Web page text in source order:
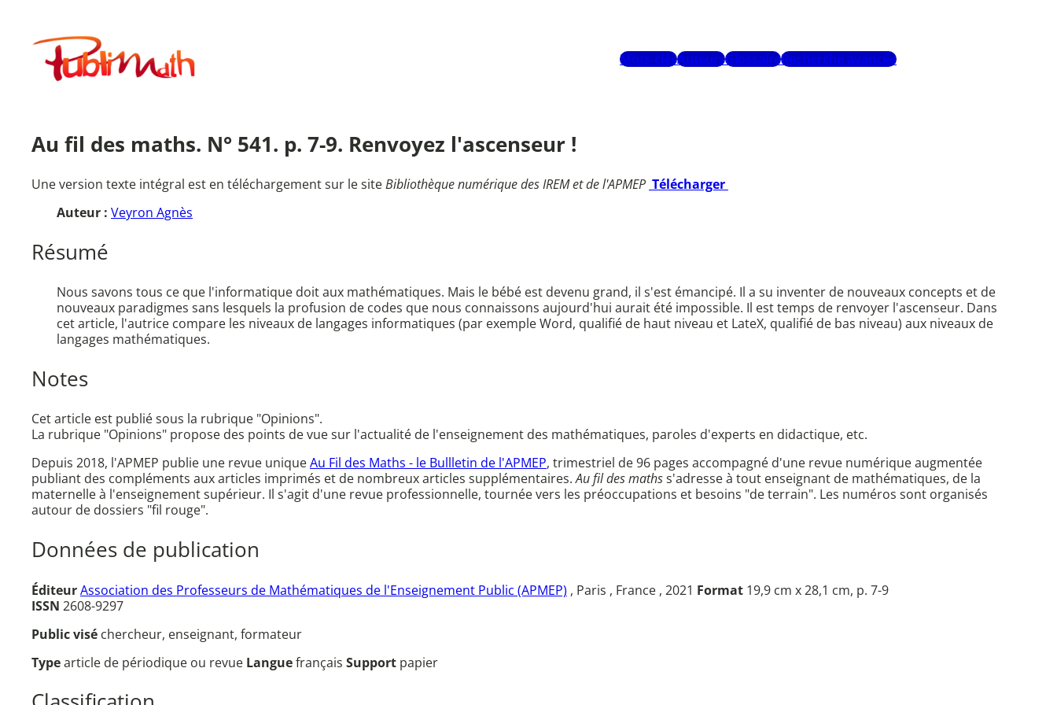
contenuPublimath
Mots-clésAuteursGlossaireRecherche avancée
Au fil des maths. N° 541. p. 7-9. Renvoyez l'ascenseur !
Une version texte intégral est en téléchargement sur le siteBibliothèque numérique des IREM et de l'APMEP Télécharger
Auteur : Veyron Agnès
Résumé
Nous savons tous ce que l'informatique doit aux mathématiques. Mais le bébé est devenu grand, il s'est émancipé. Il a su inventer de nouveaux concepts et de
nouveaux paradigmes sans lesquels la profusion de codes que nous connaissons aujourd'hui aurait été impossible. Il est temps de renvoyer l'ascenseur. Dans
cet article, l'autrice compare les niveaux de langages informatiques (par exemple Word, qualifié de haut niveau et LateX, qualifié de bas niveau) aux niveaux de
langages mathématiques.
Notes
Cet article est publié sous la rubrique "Opinions".
La rubrique "Opinions" propose des points de vue sur l'actualité de l'enseignement des mathématiques, paroles d'experts en didactique, etc.
Depuis 2018, l'APMEP publie une revue uniqueAu Fil des Maths - le Bullletin de l'APMEP, trimestriel de 96 pages accompagné d'une revue numérique augmentée
publiant des compléments aux articles imprimés et de nombreux articles supplémentaires.Au fil des mathss'adresse à tout enseignant de mathématiques, de la
maternelle à l'enseignement supérieur. Il s'agit d'une revue professionnelle, tournée vers les préoccupations et besoins "de terrain". Les numéros sont organisés
autour de dossiers "fil rouge".
Données de publication
ÉditeurAssociation des Professeurs de Mathématiques de l'Enseignement Public (APMEP) , Paris , France , 2021 Format 19,9 cm x 28,1 cm, p. 7-9
ISSN 2608-9297
Public visé chercheur, enseignant, formateur
Typearticle de périodique ou revue Languefrançais Support papier